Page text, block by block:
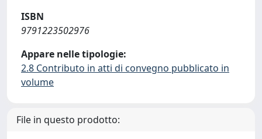
ISBN
9791223502976
Appare nelle tipologie:
2.8 Contributo in atti di convegno pubblicato in
volume
File in questo prodotto: